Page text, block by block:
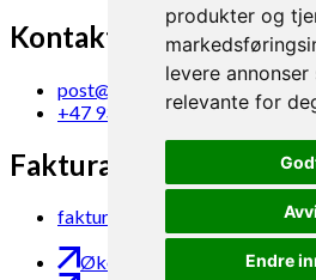
produkter og
levere
relevante for
Endre
Kontakt oss
post@norsok.no
+47 930 09 884
Fakturamottak
faktura@norsok.no
Økobloggen